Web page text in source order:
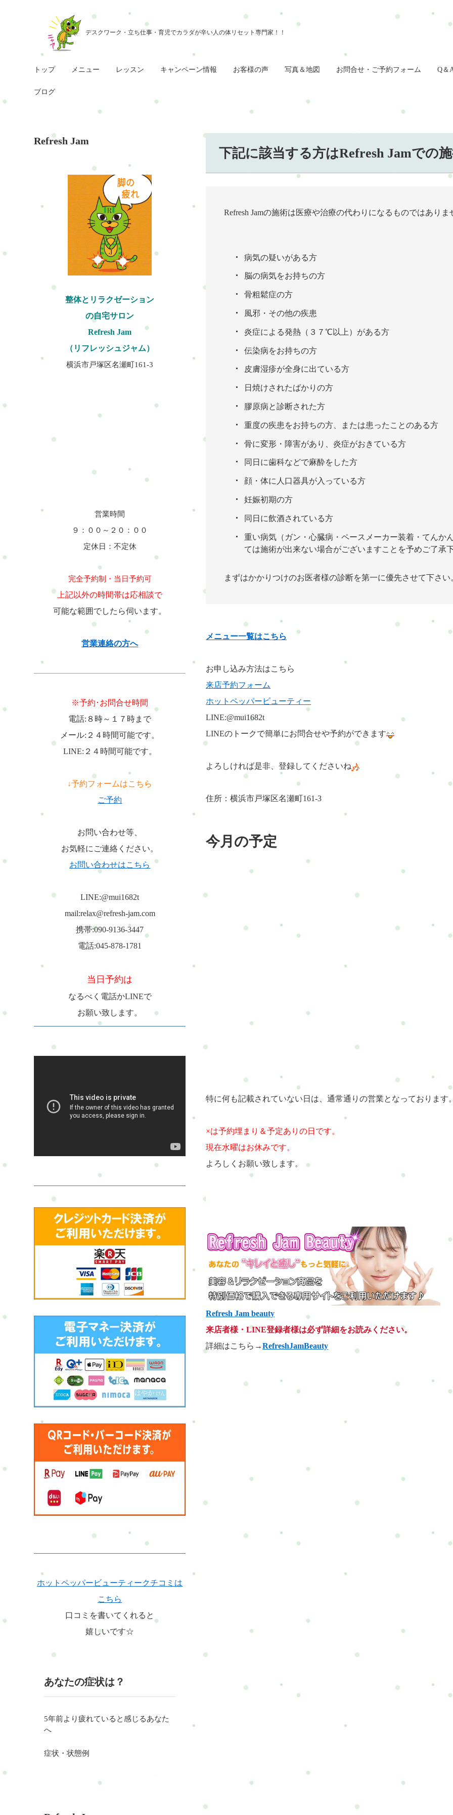
トップ メニュー レッスン キャンペーン情報 お客様の声 写真＆地図 お問合せ・ご予約フォーム Q＆
ブログ
下記に該当する方はRefresh Jamでの
Refresh Jamの施術は医療や治療の代わりになるものではありま
病気の疑いがある方
脳の病気をお持ちの方
骨粗鬆症の方
風邪・その他の疾患
炎症による発熱（３７℃以上）がある方
伝染病をお持ちの方
皮膚湿疹が全身に出ている方
日焼けされたばかりの方
膠原病と診断された方
重度の疾患をお持ちの方、または患ったことのある方
骨に変形・障害があり、炎症がおきている方
同日に歯科などで麻酔をした方
顔・体に人口器具が入っている方
妊娠初期の方
同日に飲酒されている方
重い病気（ガン・心臓病・ペースメーカー装着・てんか
ては施術が出来ない場合がございますことを予めご了承
まずはかかりつけのお医者様の診断を第一に優先させて下さい
メニュー一覧はこちら
お申し込み方法はこちら
来店予約フォーム
ホットペッパービューティー
LINE:@mui1682t
LINEのトークで簡単にお問合せや予約ができます
よろしければ是非、登録してくださいね
特に何も記載されていない日は、通常通りの営業となっております
×は予約埋まり＆予定ありの日です。
現在水曜はお休みです。
Refresh Jam beauty
来店者様・LINE登録者様は必ず詳細をお読みください。
Refresh Jam
整体とリラクゼーション
の自宅サロン
Refresh Jam
（リフレッシュジャム）
横浜市戸塚区名瀬町161-3
営業時間
９：００～２０：００
定休日：不定休
完全予約制・当日予約可
上記以外の時間帯は応相談で
可能な範囲でしたら伺います。
営業連絡の方へ
※予約･お問合せ時間
電話:８時～１７時まで
メール:２４時間可能です。
LINE:２４時間可能です。
↓予約フォームはこちら
ご予約
お問い合わせ等、
お気軽にご連絡ください。
お問い合わせはこちら
LINE:@mui1682t
mail:relax@refresh-jam.com
携帯:090-9136-3447
電話:045-878-1781
当日予約は
なるべく電話かLINEで
お願い致します。
ホットペッパービューティークチコミは
こちら
口コミを書いてくれると
嬉しいです☆
あなたの症状は？
5年前より疲れていると感じるあなた
へ
症状・状態例